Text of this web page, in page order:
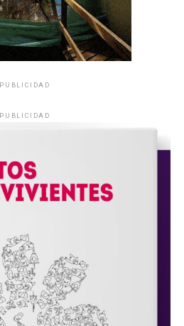
PUBLICIDAD
PUBLICIDAD